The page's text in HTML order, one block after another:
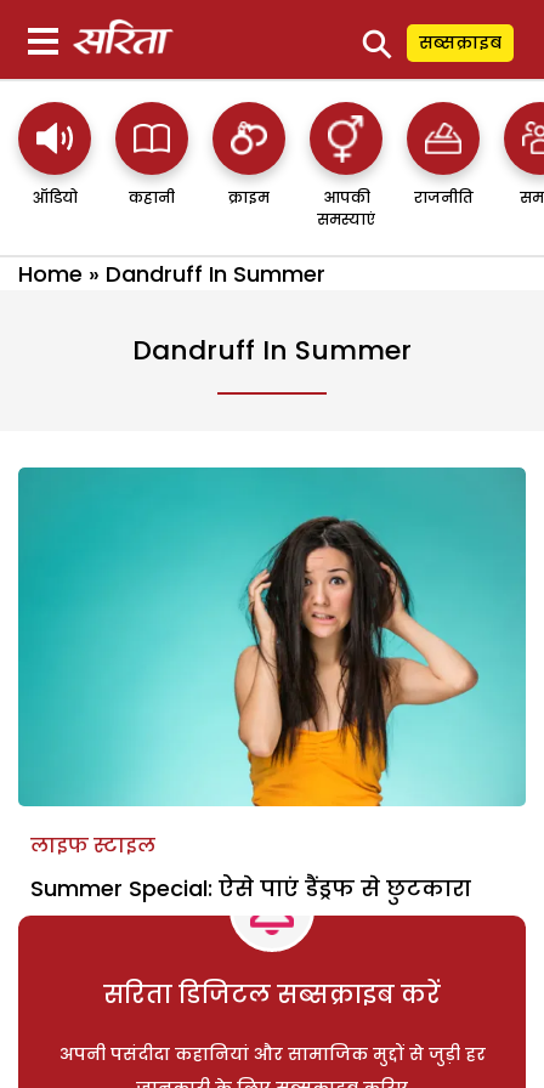
⚲ सब्सक्राइब
ऑडियो कहानी क्राइम
आपकी
समस्याएं
राजनीति
Home » Dandruff In Summer
Dandruff In Summer
लाइफ स्टाइल
Summer Special: ऐसे पाएं डैंड्रफ से छुटकारा
सरिता डिजिटल सब्सक्राइब करें
अपनी पसंदीदा कहानियां और सामाजिक मुद्दों से जुड़ी हर